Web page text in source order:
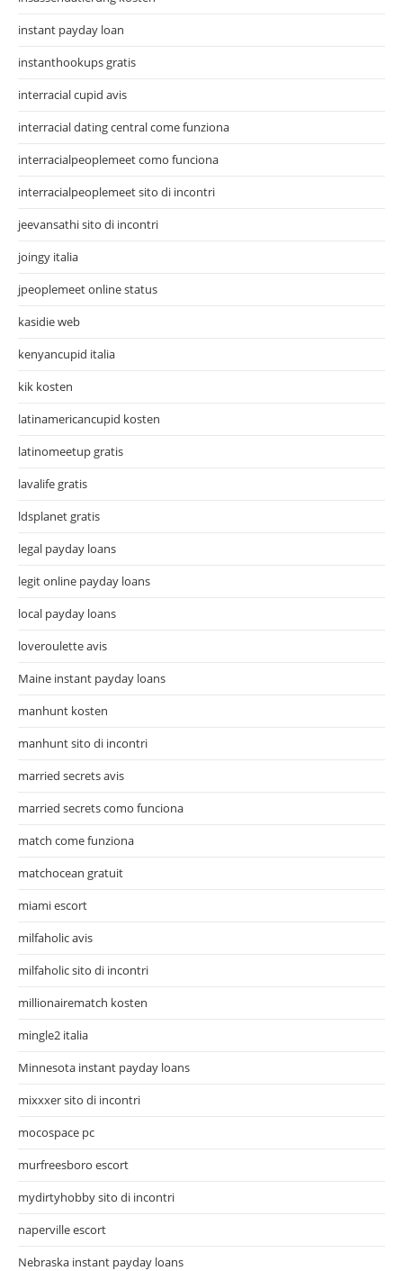
instant payday loan
instanthookups gratis
interracial cupid avis
interracial dating central come funziona
interracialpeoplemeet como funciona
interracialpeoplemeet sito di incontri
jeevansathi sito di incontri
joingy italia
jpeoplemeet online status
kasidie web
kenyancupid italia
kik kosten
latinamericancupid kosten
latinomeetup gratis
lavalife gratis
ldsplanet gratis
legal payday loans
legit online payday loans
local payday loans
loveroulette avis
Maine instant payday loans
manhunt kosten
manhunt sito di incontri
married secrets avis
married secrets como funciona
match come funziona
matchocean gratuit
miami escort
milfaholic avis
milfaholic sito di incontri
millionairematch kosten
mingle2 italia
Minnesota instant payday loans
mixxxer sito di incontri
mocospace pc
murfreesboro escort
mydirtyhobby sito di incontri
naperville escort
Nebraska instant payday loans